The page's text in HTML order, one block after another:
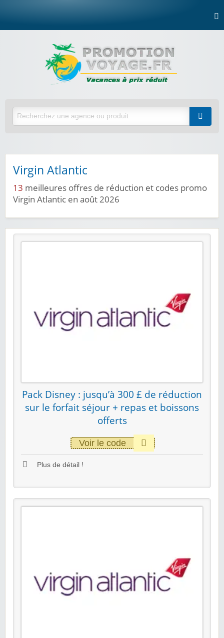
Virgin Atlantic
13 meilleures offres de réduction et codes promo
Virgin Atlantic en août 2026
Pack Disney : jusqu’à 300 £ de réduction
sur le forfait séjour + repas et boissons
offerts
Voir le code
Plus de détail !